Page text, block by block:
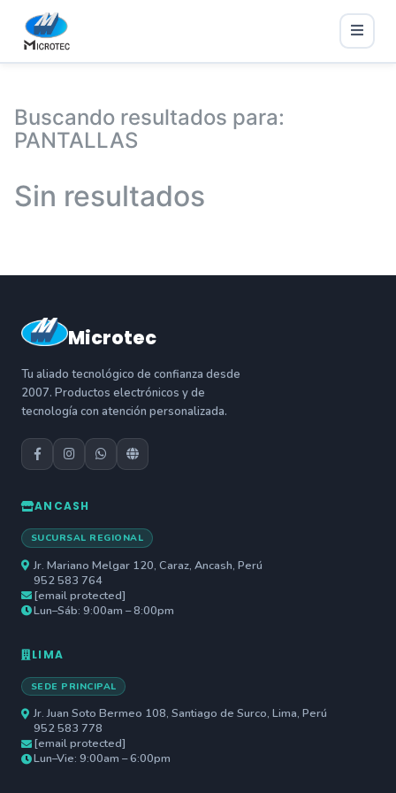
Buscando resultados para:
PANTALLAS
Sin resultados
Microtec
Tu aliado tecnológico de confianza desde
2007. Productos electrónicos y de
tecnología con atención personalizada.
ANCASH
SUCURSAL REGIONAL
Jr. Mariano Melgar 120, Caraz, Ancash, Perú
952 583 764
[email protected]
Lun–Sáb: 9:00am – 8:00pm
LIMA
SEDE PRINCIPAL
Jr. Juan Soto Bermeo 108, Santiago de Surco, Lima, Perú
952 583 778
[email protected]
Lun–Vie: 9:00am – 6:00pm